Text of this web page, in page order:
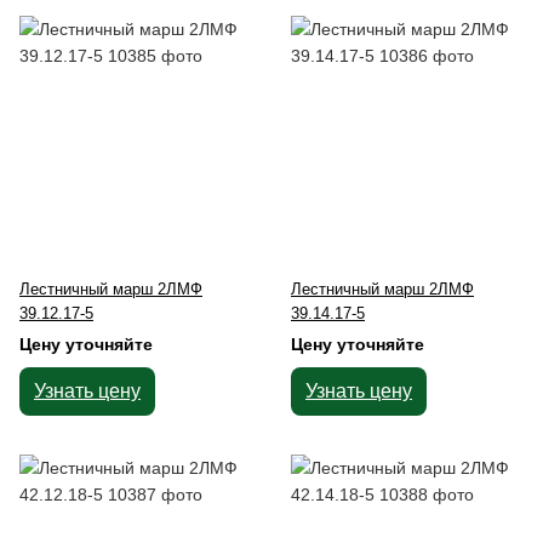
Лестничный марш 2ЛМФ
39.12.17-5
Цену уточняйте
Узнать цену
Лестничный марш 2ЛМФ
39.14.17-5
Цену уточняйте
Узнать цену